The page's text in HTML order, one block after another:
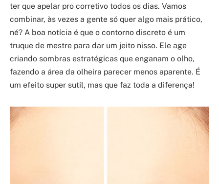
ter que apelar pro corretivo todos os dias. Vamos
combinar, às vezes a gente só quer algo mais prático,
né? A boa notícia é que o contorno discreto é um
truque de mestre para dar um jeito nisso. Ele age
criando sombras estratégicas que enganam o olho,
fazendo a área da olheira parecer menos aparente. É
um efeito super sutil, mas que faz toda a diferença!